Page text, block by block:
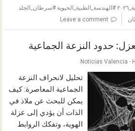
#الفيزياء_الضوئية #الصحة_الرقمية_٢٠٢٦ #الهندسة_الطبية_الحيوية #سرطان_الجلد
Leave a comment
حدود النزعة الجماعية
Noticias Valencia -
تحليل لانحراف النزعة
الجماعية المعاصرة: كيف
يمكن للبحث عن ملاذ في
الذات أن يؤدي إلى عزلة
الهوية، وتفكك الروابط